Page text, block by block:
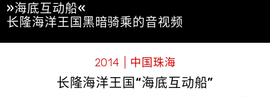
企业解决方案
建筑
沉浸式屏幕
LED 解决方案
»海底互动船«
长隆海洋王国黑暗骑乘的音视频
2014 | 中国珠海
长隆海洋王国“海底互动船”